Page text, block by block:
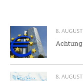
8.
Achtung
8.